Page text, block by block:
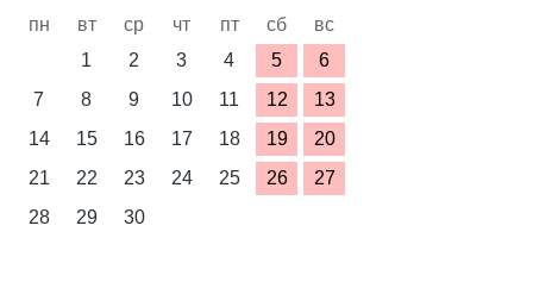
пн вт ср чт пт сб
вс
1
2 3 4 5
6
7
8 9 10 11 12
13
14
15 16 17 18 19
20
21
22 23 24 25 26
27
28
29 30